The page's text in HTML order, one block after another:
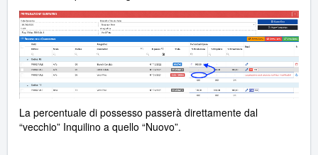
La percentuale di possesso passerà direttamente dal
“vecchio” Inquilino a quello “Nuovo”.